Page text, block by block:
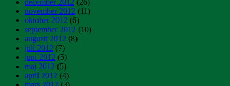
december 2012 (26)
november 2012 (11)
oktober 2012 (6)
september 2012 (10)
augusti 2012 (8)
juli 2012 (7)
juni 2012 (5)
maj 2012 (5)
april 2012 (4)